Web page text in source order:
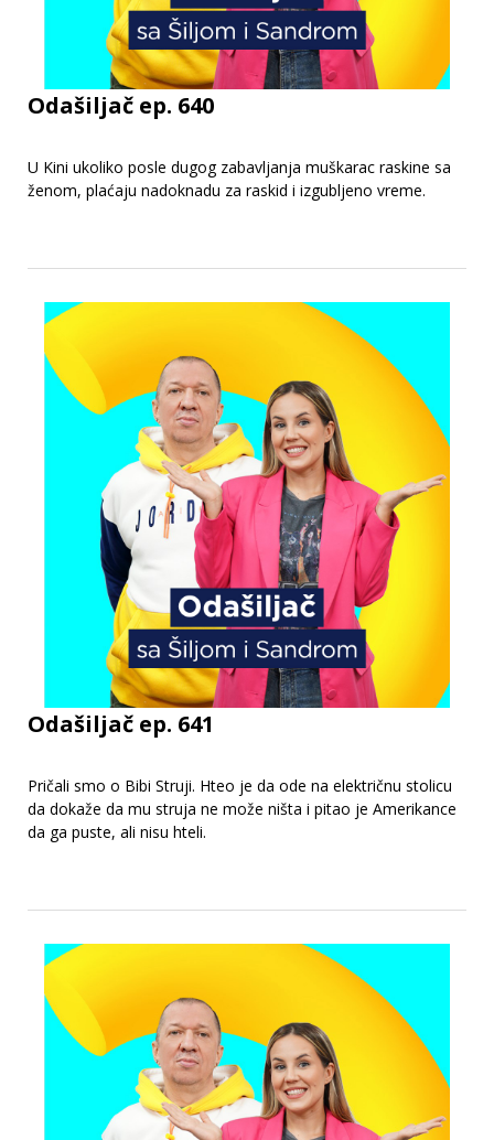
Odašiljač ep. 640
U Kini ukoliko posle dugog zabavljanja muškarac raskine sa
ženom, plaćaju nadoknadu za raskid i izgubljeno vreme.
Odašiljač ep. 641
Pričali smo o Bibi Struji. Hteo je da ode na električnu stolicu
da dokaže da mu struja ne može ništa i pitao je Amerikance
da ga puste, ali nisu hteli.